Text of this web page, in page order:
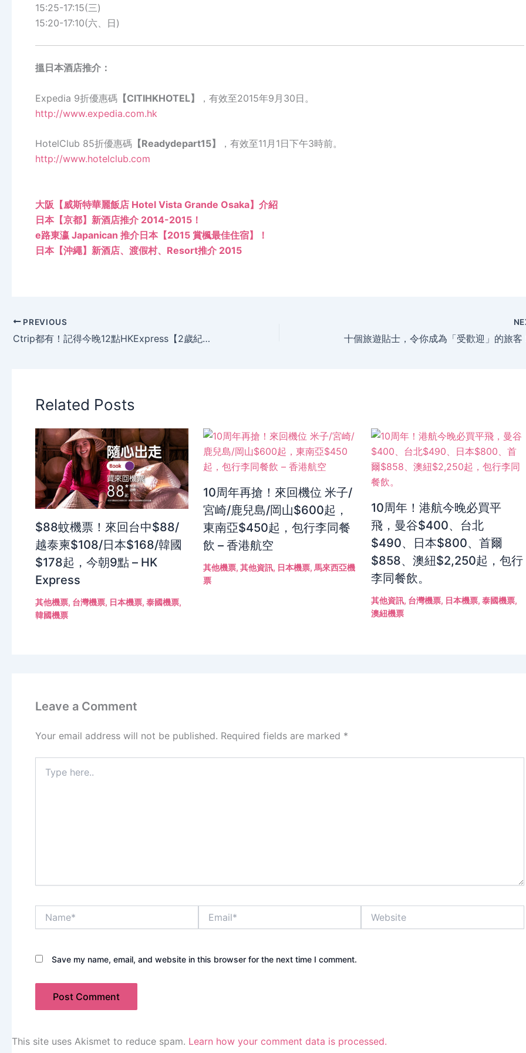
15:25-17:15(三)
15:20-17:10(六、日)
搵日本酒店推介：
Expedia 9折優惠碼 【CITIHKHOTEL】
，有效至2015年9月30日。
http://www.expedia.com.hk
HotelClub 85折優惠碼 【Readydepart15】
，有效至11月1日下午3時前。
http://www.hotelclub.com
大阪【威斯特華麗飯店 Hotel Vista Grande Osaka】介紹
日本【京都】新酒店推介 2014-2015！
e路東瀛 Japanican 推介日本【2015 賞楓最佳住宿】！
日本【沖繩】新酒店、渡假村、Resort推介 2015
PREVIOUS
Ctrip都有！記得今晚12點HKExpress【2歲紀念】香港飛廣島、釜山、首爾 單程HK$22。
Related Posts
$88蚊機票！來回台中$88/
越泰柬$108/日本$168/韓國
$178起，今朝9點 – HK
Express
其他機票, 台灣機票, 日本機票, 泰國機票,
韓國機票
10周年再搶！來回機位 米子/
宮崎/鹿兒島/岡山$600起，
東南亞$450起，包行李同餐
飲 – 香港航空
其他機票, 其他資訊, 日本機票, 馬來西亞機
票
10周年！港航今晚必買平
飛，曼谷$400、台北
$490、日本$800、首爾
$858、澳紐$2,250起，包行
李同餐飲。
其他資訊, 台灣機票, 日本機票, 泰國機票,
澳紐機票
Leave a Comment
Your email address will not be published. Required fields are marked *
here..
Save my name, email, and website in this browser for the next time I comment.
This site uses Akismet to reduce spam. Learn how your comment data is processed.